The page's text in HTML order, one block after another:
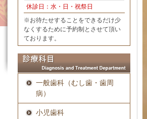
休診日：水・日・祝祭日
※お待たせすることをできるだけ少
なくするために予約制とさせて頂い
ております。
一般歯科（むし歯・歯周
病）
小児歯科